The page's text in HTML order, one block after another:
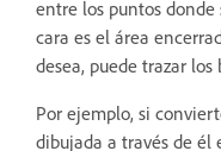
entre los puntos donde
cara es el área
desea, puede trazar
Por ejemplo, si
dibujada a través de él